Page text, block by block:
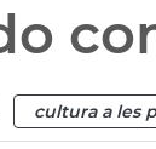
cultura a les